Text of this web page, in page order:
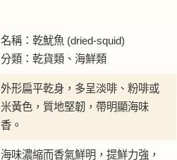
名稱：乾魷魚 (dried-squid)
分類：乾貨類、海鮮類
外形扁平乾身，多呈淡啡、粉啡或
米黃色，質地堅韌，帶明顯海味
香。
海味濃縮而香氣鮮明，提鮮力強，